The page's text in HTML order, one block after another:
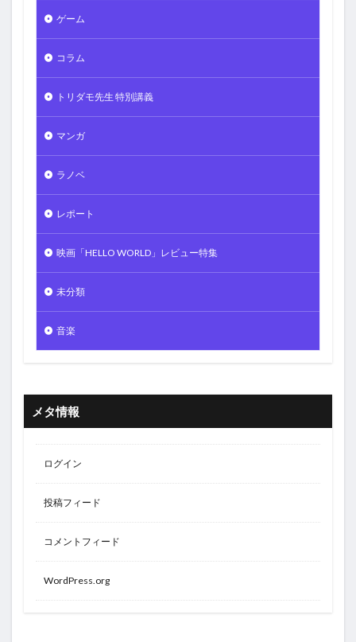
ゲーム
コラム
トリダモ先生 特別講義
マンガ
ラノベ
レポート
映画「HELLO WORLD」レビュー特集
未分類
音楽
メタ情報
ログイン
投稿フィード
コメントフィード
WordPress.org